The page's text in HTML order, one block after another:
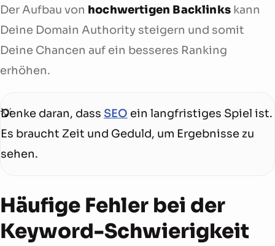
Der Aufbau von hochwertigen Backlinkskann
Deine Domain Authority steigern und somit
Deine Chancen auf ein besseres Ranking
erhöhen.
Denke daran, dass SEO ein langfristiges Spiel ist.
Es braucht Zeit und Geduld, um Ergebnisse zu
sehen.
Häufige Fehler bei der
Keyword-Schwierigkeit